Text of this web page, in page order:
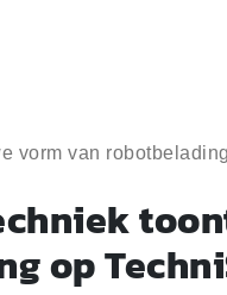
vorm van
op